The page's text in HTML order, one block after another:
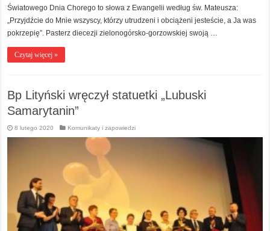
Światowego Dnia Chorego to słowa z Ewangelii według św. Mateusza:
„Przyjdźcie do Mnie wszyscy, którzy utrudzeni i obciążeni jesteście, a Ja was
pokrzepię”. Pasterz diecezji zielonogórsko-gorzowskiej swoją …
Czytaj więcej »
Bp Lityński wręczył statuetki „Lubuski
Samarytanin”
8 lutego 2020 Komunikaty i zapowiedzi